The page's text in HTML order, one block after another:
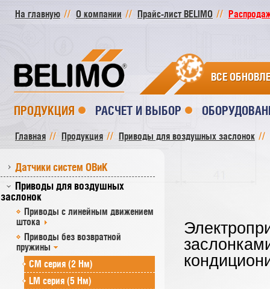
На главную О компании Прайс-лист BELIMO
ВСЕ
ПРОДУКЦИЯ РАСЧЕТ И ВЫБОР
Главная Продукция Приводы для воздушных заслонок
Датчики систем ОВиК
Приводы для воздушных
заслонок
Приводы с линейным движением
штока
Приводы без возвратной
пружины
СM серия (2 Нм)
LM серия (5 Нм)